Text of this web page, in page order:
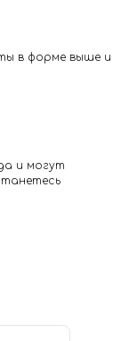
в форме выше и
и могут